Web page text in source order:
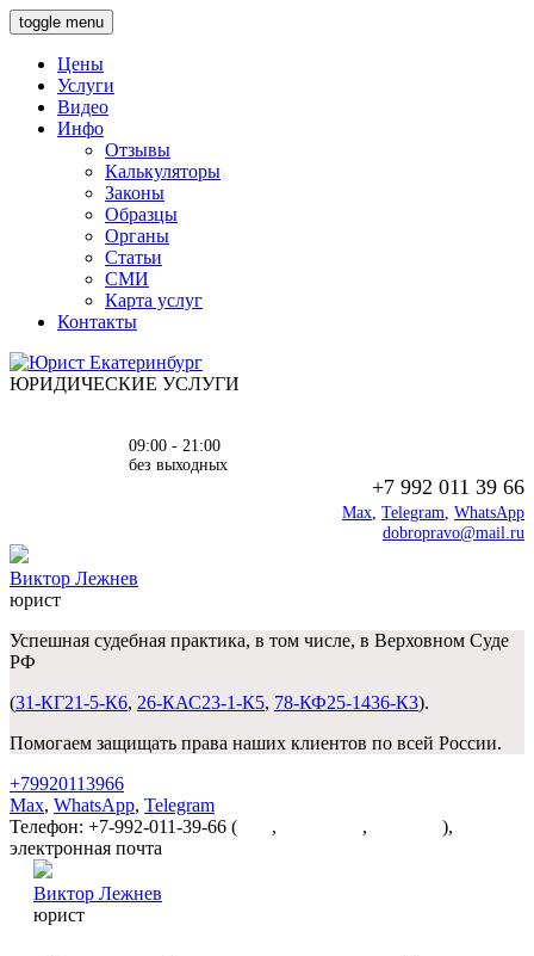
toggle menu
Цены
Услуги
Видео
Инфо
Отзывы
Калькуляторы
Законы
Образцы
Органы
Статьи
СМИ
Карта услуг
Контакты
ЮРИДИЧЕСКИЕ УСЛУГИ
09:00 - 21:00
без выходных
+7 992 011 39 66
Max, Telegram, WhatsApp
dobropravo@mail.ru
Виктор Лежнев
юрист
Успешная судебная практика, в том числе, в Верховном Суде
РФ
(31-КГ21-5-К6, 26-КАС23-1-К5, 78-КФ25-1436-К3).
Помогаем защищать права наших клиентов по всей России.
+79920113966
Max, WhatsApp, Telegram
Телефон: +7-992-011-39-66 (
, ,
),
электронная почта
Виктор Лежнев
юрист